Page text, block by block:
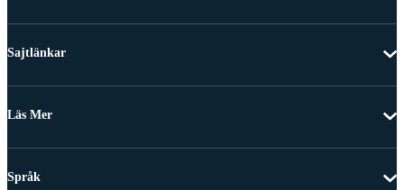
Sajtlänkar
Läs Mer
Språk